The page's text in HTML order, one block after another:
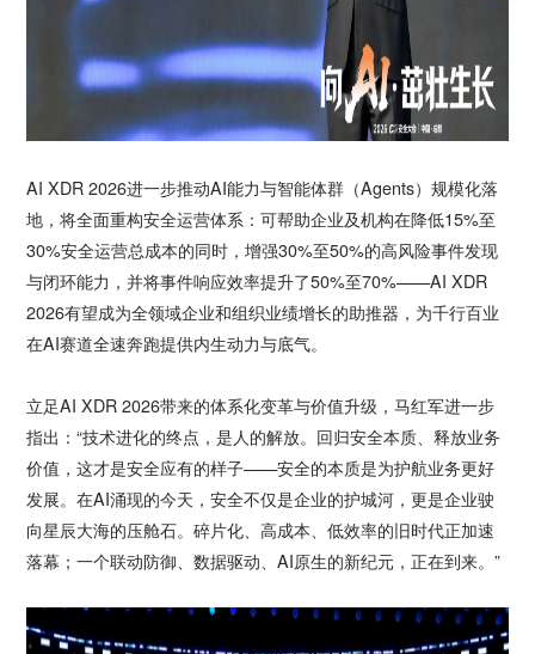
AI XDR 2026进一步推动AI能力与智能体群（Agents）规模化落
地，将全面重构安全运营体系：可帮助企业及机构在降低15%至
30%安全运营总成本的同时，增强30%至50%的高风险事件发现
与闭环能力，并将事件响应效率提升了50%至70%——AI XDR
2026有望成为全领域企业和组织业绩增长的助推器，为千行百业
在AI赛道全速奔跑提供内生动力与底气。
立足AI XDR 2026带来的体系化变革与价值升级，马红军进一步
指出：“技术进化的终点，是人的解放。回归安全本质、释放业务
价值，这才是安全应有的样子——安全的本质是为护航业务更好
发展。在AI涌现的今天，安全不仅是企业的护城河，更是企业驶
向星辰大海的压舱石。碎片化、高成本、低效率的旧时代正加速
落幕；一个联动防御、数据驱动、AI原生的新纪元，正在到来。”